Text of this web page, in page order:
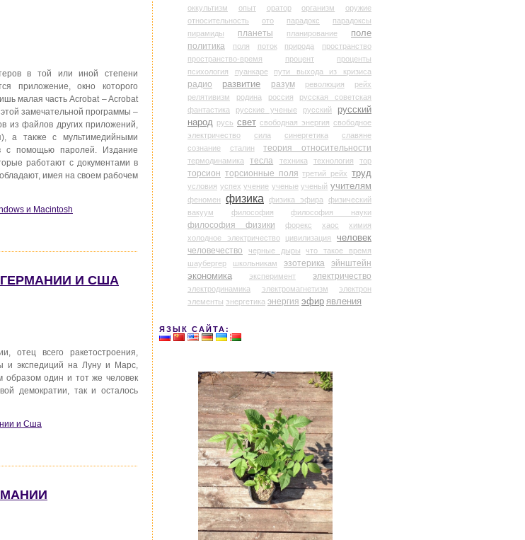
в той или иной степени
приложение, окно которого
малая часть Acrobat – Acrobat
замечательной программы –
из файлов других приложений,
а также с мультимедийными
с помощью паролей. Издание
работают с документами в
имея на своем рабочем
и Macintosh
И CША
отец всего ракетостроения,
и экспедиций на Луну и Марс,
один и тот же человек
демократии, так и осталось
и Cша
оккультизм
опыт оратор организм
оружие
относительность
ото парадокс
парадоксы
пирамиды
планеты планирование
поле
политика
поля поток природа
пространство
пространство-время
процент
проценты
психология
пуанкаре пути выхода из кризиса
радио развитие разум революция
рейх
релятивизм
родина россия
русская советская
фантастика
русские ученые русский
русский
народ русь свет свободная энергия свободное
электричество
сила синергетика
славяне
сознание
сталин теория относительности
термодинамика тесла техника технология тор
торсион торсионные поля третий рейх труд
условия успех учение ученые ученый учителям
феномен физика физика эфира
физический
вакуум
философия философия науки
философия физики форекс хаос
химия
холодное электричество
цивилизация человек
человечество черные дыры
что такое время
шаубергер
школьникам эзотерика
эйнштейн
экономика
эксперимент электричество
электродинамика электромагнетизм
электрон
элементы энергетика энергия эфир явления
ЯЗЫК САЙТА: